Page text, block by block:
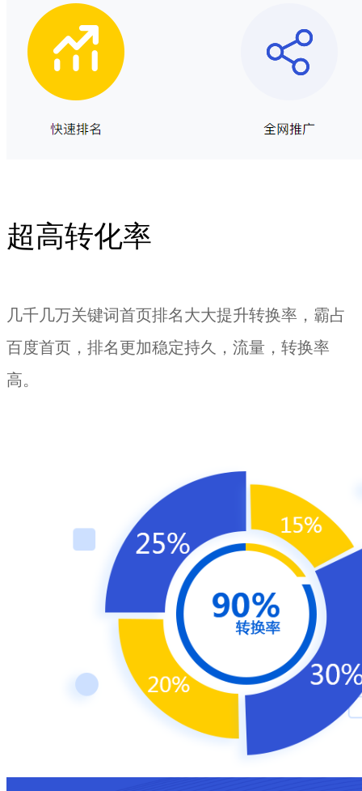
超高转化率
几千几万关键词首页排名大大提升转换率，霸占
百度首页，排名更加稳定持久，流量，转换率
高。